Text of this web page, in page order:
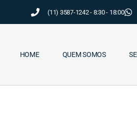
(11) 3587-1242 - 8:30 - 18:00
HOME QUEM SOMOS